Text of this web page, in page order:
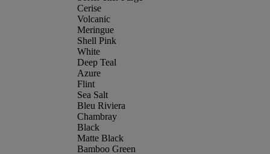
Cerise
Volcanic
Meringue
Shell Pink
White
Deep Teal
Azure
Flint
Sea Salt
Bleu Riviera
Chambray
Black
Matte Black
Bamboo Green